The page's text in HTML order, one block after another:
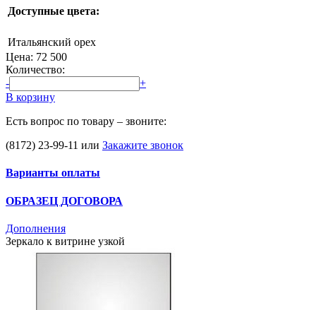
Доступные цвета:
Итальянский орех
Цена: 72 500
Количество:
-
+
В корзину
Есть вопрос по товару – звоните:
(8172) 23-99-11 или Закажите звонок
Варианты оплаты
ОБРАЗЕЦ ДОГОВОРА
Дополнения
Зеркало к витрине узкой